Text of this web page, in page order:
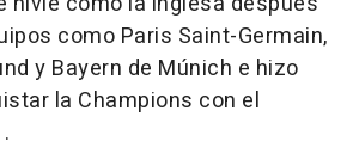
como Paris Saint-Germain,
y Bayern de Múnich e hizo
la Champions con el